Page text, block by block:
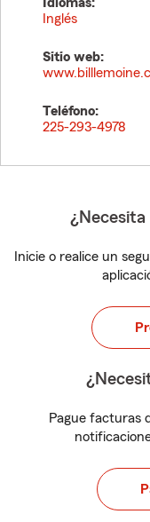
Inglés
Sitio web:
Teléfono:
225-293-4978
Inicie o realice un
Pague facturas